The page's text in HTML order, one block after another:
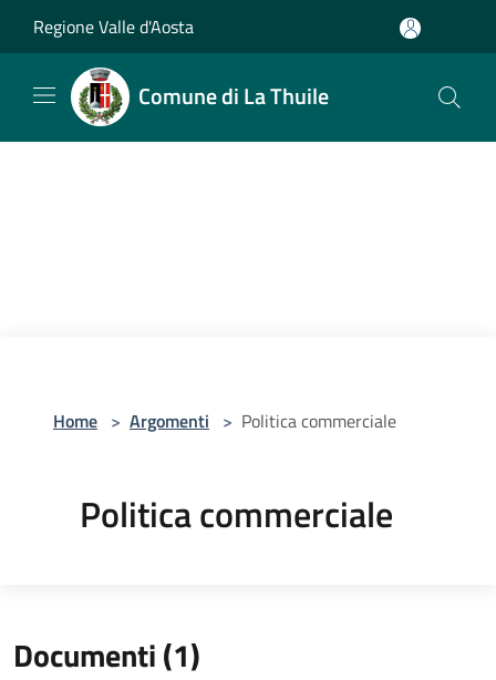
Regione Valle d'Aosta
Comune di La Thuile
Home > Argomenti > Politica commerciale
Politica commerciale
Documenti (1)